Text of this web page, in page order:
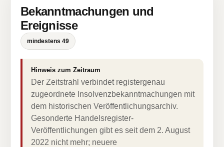
Bekanntmachungen und
Ereignisse
mindestens 49
Hinweis zum Zeitraum
Der Zeitstrahl verbindet registergenau
zugeordnete Insolvenzbekanntmachungen mit
dem historischen Veröffentlichungsarchiv.
Gesonderte Handelsregister-
Veröffentlichungen gibt es seit dem 2. August
2022 nicht mehr; neuere